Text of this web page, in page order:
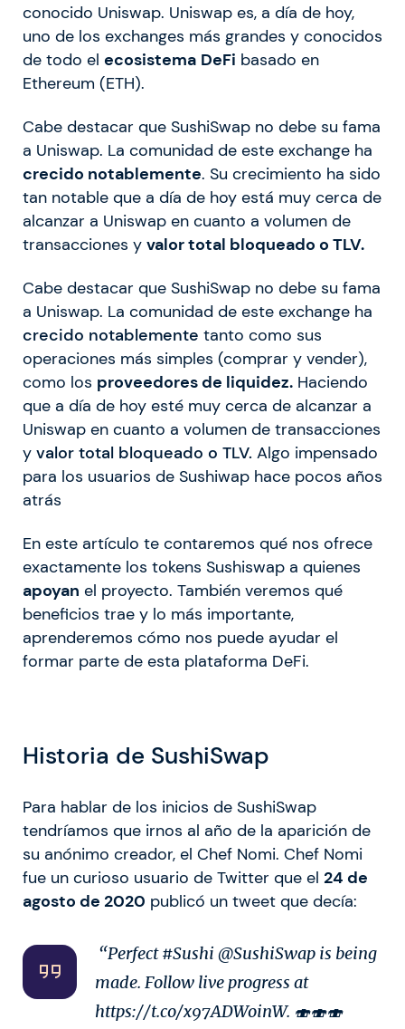
conocido Uniswap. Uniswap es, a día de hoy,
uno de los exchanges más grandes y conocidos
de todo el ecosistema DeFi basado en
Ethereum (ETH).
Cabe destacar que SushiSwap no debe su fama
a Uniswap. La comunidad de este exchange ha
crecido notablemente. Su crecimiento ha sido
tan notable que a día de hoy está muy cerca de
alcanzar a Uniswap en cuanto a volumen de
transacciones y valor total bloqueado o TLV.
Cabe destacar que SushiSwap no debe su fama
a Uniswap. La comunidad de este exchange ha
crecido notablemente tanto como sus
operaciones más simples (comprar y vender),
como los proveedores de liquidez. Haciendo
que a día de hoy esté muy cerca de alcanzar a
Uniswap en cuanto a volumen de transacciones
y valor total bloqueado o TLV. Algo impensado
para los usuarios de Sushiwap hace pocos años
atrás
En este artículo te contaremos qué nos ofrece
exactamente los tokens Sushiswap a quienes
apoyan el proyecto. También veremos qué
beneficios trae y lo más importante,
aprenderemos cómo nos puede ayudar el
formar parte de esta plataforma DeFi.
Historia de SushiSwap
Para hablar de los inicios de SushiSwap
tendríamos que irnos al año de la aparición de
su anónimo creador, el Chef Nomi. Chef Nomi
fue un curioso usuario de Twitter que el 24 de
agosto de 2020 publicó un tweet que decía:
“Perfect #Sushi @SushiSwap is being
made. Follow live progress at
https://t.co/x97ADWoinW. 🍣🍣🍣